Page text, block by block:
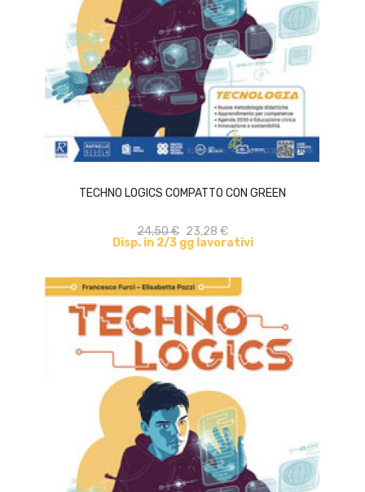
TECHNO LOGICS COMPATTO CON GREEN
24,50 € 23,28 €
Disp. in 2/3 gg lavorativi
ACQUISTA